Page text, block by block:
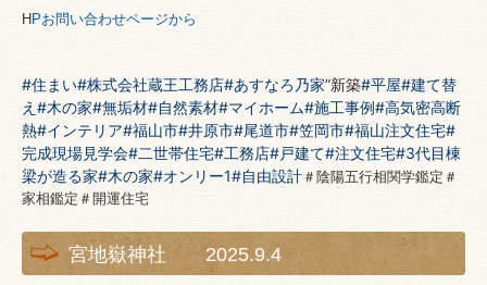
H Pお問い合わせページから
#住まい#株式会社蔵王工務店#あすなろ乃家”新築#平屋#建て替
え #木の家#無垢材#自然素材#マイホーム#施工事例#高気密高断
熱#インテリア#福山市#井原市#尾道市#笠岡市#福山注文住宅#
完成現場見学会#二世帯住宅#工務店#戸建て#注文住宅#3代目棟
梁が造る家#木の家#オンリー1#自由設計 ＃陰陽五行相関学鑑定＃
家相鑑定＃開運住宅
宮地嶽神社 2025.9.4